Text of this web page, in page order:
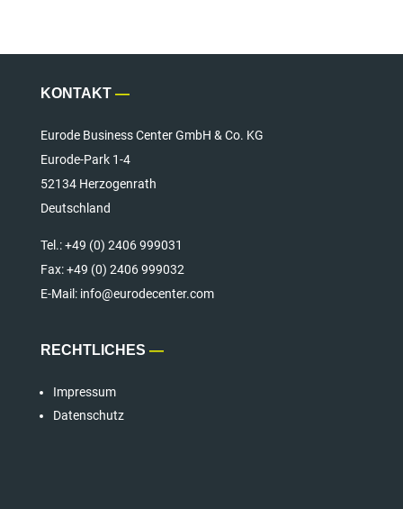
KONTAKT —
Eurode Business Center GmbH & Co. KG
Eurode-Park 1-4
52134 Herzogenrath
Deutschland
Tel.:+49 (0) 2406 999031
Fax:+49 (0) 2406 999032
E-Mail: info@eurodecenter.com
RECHTLICHES —
Impressum
Datenschutz